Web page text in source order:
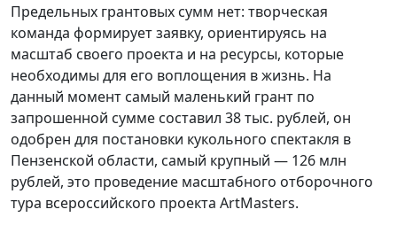
Предельных грантовых сумм нет: творческая
команда формирует заявку, ориентируясь на
масштаб своего проекта и на ресурсы, которые
необходимы для его воплощения в жизнь. На
данный момент самый маленький грант по
запрошенной сумме составил 38 тыс. рублей, он
одобрен для постановки кукольного спектакля в
Пензенской области, самый крупный — 126 млн
рублей, это проведение масштабного отборочного
тура всероссийского проекта ArtMasters.